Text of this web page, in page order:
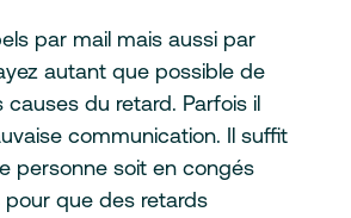
par mail mais aussi par
autant que possible de
du retard. Parfois il
communication. Il suffit
personne soit en congés
que des retards